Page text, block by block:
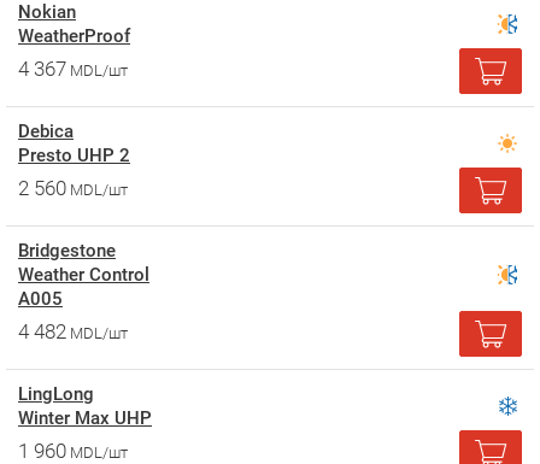
Nokian
WeatherProof
4 367 MDL/шт
Debica
Presto UHP 2
2 560 MDL/шт
Bridgestone
Weather Control
A005
4 482 MDL/шт
LingLong
Winter Max UHP
1 960 MDL/шт